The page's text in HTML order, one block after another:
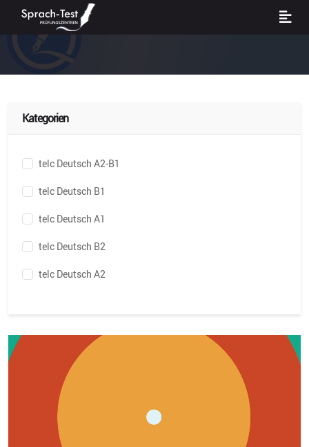
Kategorien
telc Deutsch A2-B1
telc Deutsch B1
telc Deutsch A1
telc Deutsch B2
telc Deutsch A2